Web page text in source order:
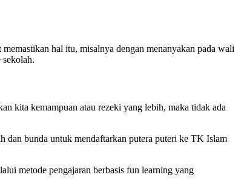
hal itu, misalnya dengan menanyakan pada wali
sekolah.
kita kemampuan atau rezeki yang lebih, maka tidak ada
dan bunda untuk mendaftarkan putera puteri ke TK Islam
metode pengajaran berbasis fun learning yang